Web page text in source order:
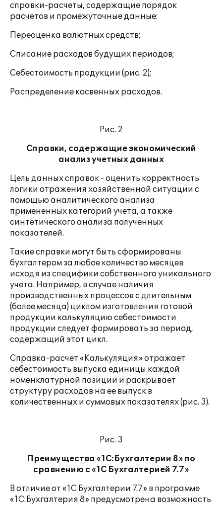
справки-расчеты, содержащие порядок
расчетов и промежуточные данные:
Переоценка валютных средств;
Списание расходов будущих периодов;
Себестоимость продукции (рис. 2);
Распределение косвенных расходов.
Рис. 2
Справки, содержащие экономический
анализ учетных данных
Цель данных справок - оценить корректность
логики отражения хозяйственной ситуации с
помощью аналитического анализа
примененных категорий учета, а также
синтетического анализа полученных
показателей.
Такие справки могут быть сформированы
бухгалтером за любое количество месяцев
исходя из специфики собственного уникального
учета. Например, в случае наличия
производственных процессов с длительным
(более месяца) циклом изготовления готовой
продукции калькуляцию себестоимости
продукции следует формировать за период,
содержащий этот цикл.
Справка-расчет «Калькуляция» отражает
себестоимость выпуска единицы каждой
номенклатурной позиции и раскрывает
структуру расходов на ее выпуск в
количественных и суммовых показателях (рис. 3).
Рис. 3
Преимущества «1С:Бухгалтерии 8» по
сравнению с «1С Бухгалтерией 7.7»
В отличие от «1С Бухгалтерии 7.7» в программе
«1С:Бухгалтерия 8» предусмотрена возможность